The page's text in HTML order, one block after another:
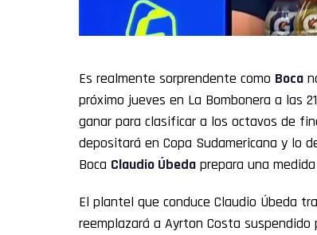
Es realmente sorprendente como Boca
próximo jueves en La Bombonera a las
ganar para clasificar a los octavos de
depositará en Copa Sudamericana y lo
Boca Claudio Úbeda prepara una
El plantel que conduce Claudio Úbeda
reemplazará a Ayrton Costa